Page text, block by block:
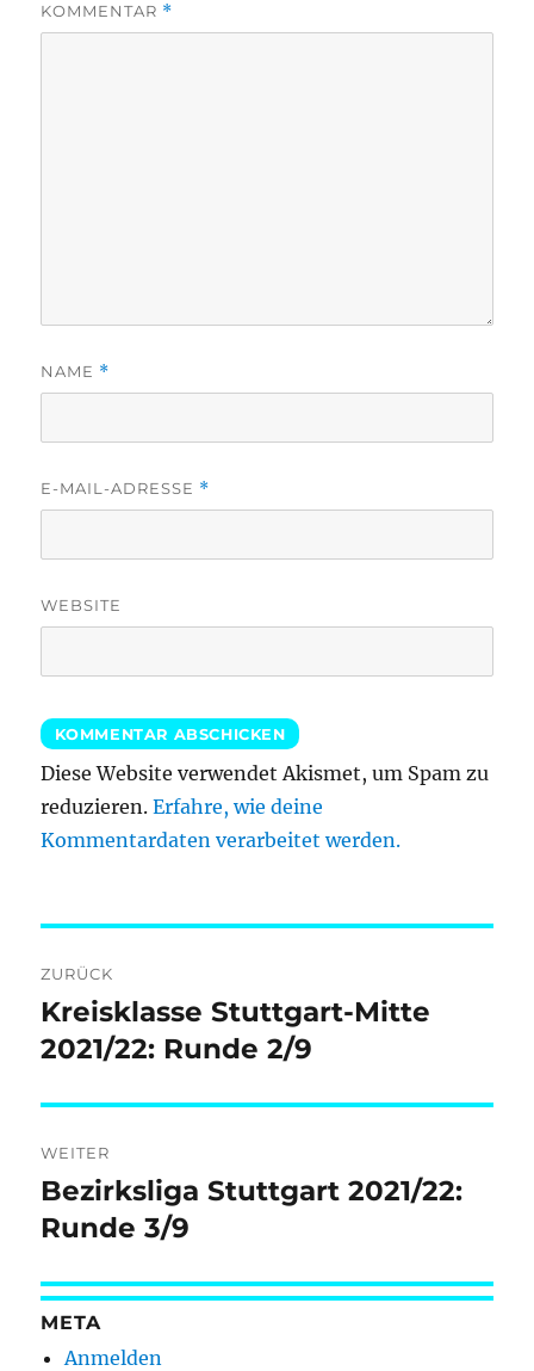
KOMMENTAR *
NAME *
E-MAIL-ADRESSE *
WEBSITE
Diese Website verwendet Akismet, um Spam zu
reduzieren.Erfahre, wie deine
Kommentardaten verarbeitet werden.
ZURÜCK
Vorheriger
Beitrag:
Kreisklasse Stuttgart-Mitte
2021/22: Runde 2/9
WEITER
Nächster
Beitrag:
Bezirksliga Stuttgart 2021/22:
Runde 3/9
META
Anmelden